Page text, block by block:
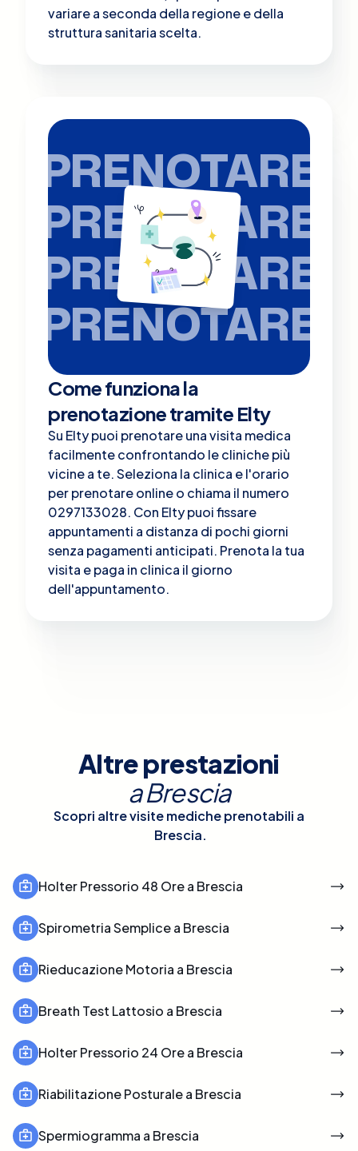
variare a seconda della regione e della
struttura sanitaria scelta.
PRENOTARE
PRENOTARE
PRENOTARE
PRENOTARE
Come funziona la
prenotazione tramite Elty
Su Elty puoi prenotare una visita medica
facilmente confrontando le cliniche più
vicine a te. Seleziona la clinica e l'orario
per prenotare online o chiama il numero
0297133028. Con Elty puoi fissare
appuntamenti a distanza di pochi giorni
senza pagamenti anticipati. Prenota la tua
visita e paga in clinica il giorno
dell'appuntamento.
Altre prestazioni
aBrescia
Scopri altre visite mediche prenotabili a
Brescia.
Holter Pressorio 48 Ore a Brescia
Spirometria Semplice a Brescia
Rieducazione Motoria a Brescia
Breath Test Lattosio a Brescia
Holter Pressorio 24 Ore a Brescia
Riabilitazione Posturale a Brescia
Spermiogramma a Brescia